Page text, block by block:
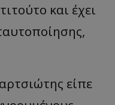
και έχει
είπε